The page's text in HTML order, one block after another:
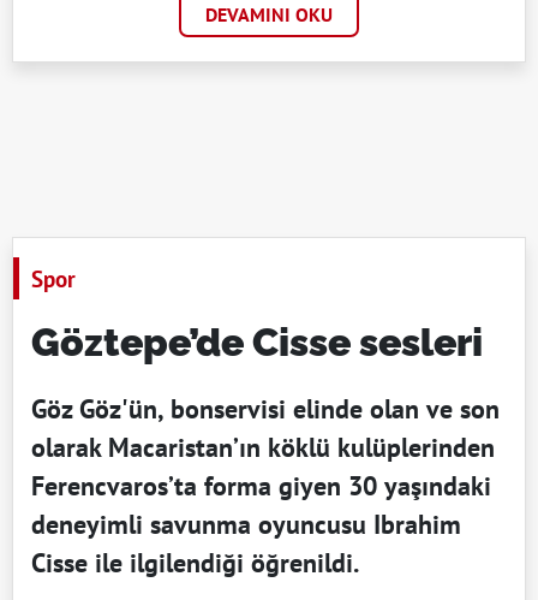
DEVAMINI OKU
Spor
Göztepe’de Cisse sesleri
Göz Göz'ün, bonservisi elinde olan ve son
olarak Macaristan’ın köklü kulüplerinden
Ferencvaros’ta forma giyen 30 yaşındaki
deneyimli savunma oyuncusu Ibrahim
Cisse ile ilgilendiği öğrenildi.